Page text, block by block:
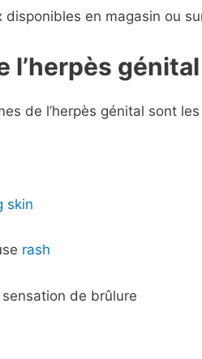
en magasin ou
l’herpès génital
de l’herpès génital sont
skin
rash
de brûlure